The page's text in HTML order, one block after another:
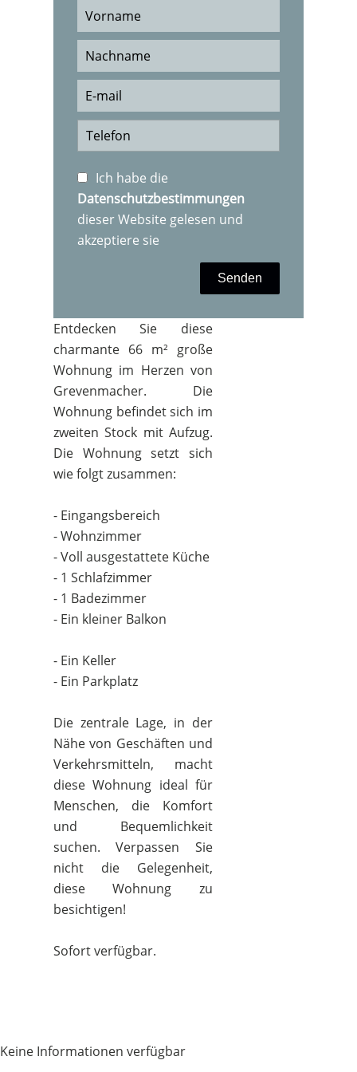
Ich habe die
Datenschutzbestimmungen
dieser Website gelesen und
akzeptiere sie
Senden
Entdecken Sie diese
charmante 66 m² große
Wohnung im Herzen von
Grevenmacher. Die
Wohnung befindet sich im
zweiten Stock mit Aufzug.
Die Wohnung setzt sich
wie folgt zusammen:
- Eingangsbereich
- Wohnzimmer
- Voll ausgestattete Küche
- 1 Schlafzimmer
- 1 Badezimmer
- Ein kleiner Balkon
- Ein Keller
- Ein Parkplatz
Die zentrale Lage, in der
Nähe von Geschäften und
Verkehrsmitteln, macht
diese Wohnung ideal für
Menschen, die Komfort
und Bequemlichkeit
suchen. Verpassen Sie
nicht die Gelegenheit,
diese Wohnung zu
besichtigen!
Sofort verfügbar.
Keine Informationen verfügbar